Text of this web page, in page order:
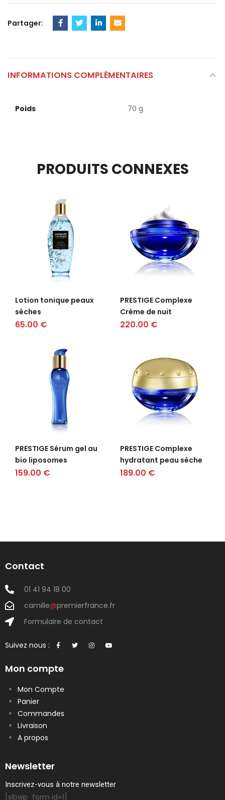
Partager:
INFORMATIONS COMPLÉMENTAIRES
Poids 70 g
PRODUITS CONNEXES
Lotion tonique peaux
sèches
65.00 €
PRESTIGE Complexe
Crème de nuit
220.00 €
PRESTIGE Sérum gel au
bio liposomes
159.00 €
PRESTIGE Complexe
hydratant peau sèche
189.00 €
Contact
01 41 94 18 00
camille@premierfrance.fr
Formulaire de contact
Suivez nous :
Mon compte
Mon Compte
Panier
Commandes
Livraison
A propos
Newsletter
Inscrivez-vous à notre newsletter
[sibwp_form id=1]